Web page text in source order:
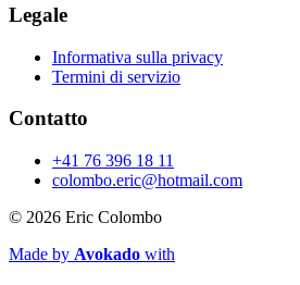
Legale
Informativa sulla privacy
Termini di servizio
Contatto
+41 76 396 18 11
colombo.eric@hotmail.com
© 2026 Eric Colombo
Made by Avokado with